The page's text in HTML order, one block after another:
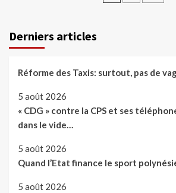
Derniers articles
Réforme des Taxis: surtout, pas de
5 août 2026
« CDG » contre la CPS et ses
dans le vide…
5 août 2026
Quand l’Etat finance le sport
5 août 2026